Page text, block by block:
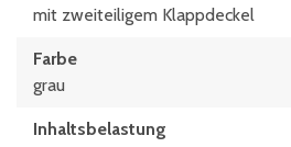
mit zweiteiligem Klappdeckel
Farbe
grau
Inhaltsbelastung